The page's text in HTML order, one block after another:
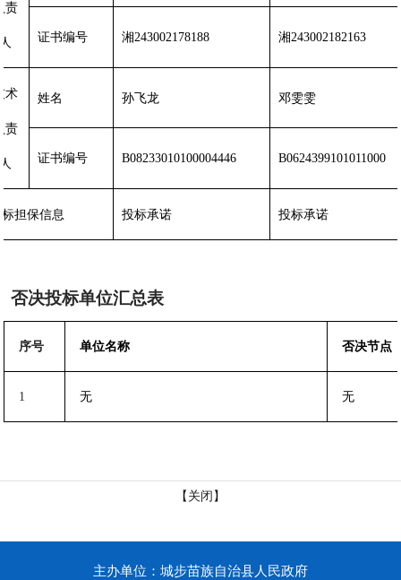
责
证书编号 湘243002178188 湘243002182163
术
责
姓名 孙飞龙 邓雯雯
证书编号 B08233010100004446 B0624399101011000
担保信息 投标承诺 投标承诺
否决投标单位汇总表
序号 单位名称 否决节点
1 无 无
【关闭】
主办单位：城步苗族自治县人民政府